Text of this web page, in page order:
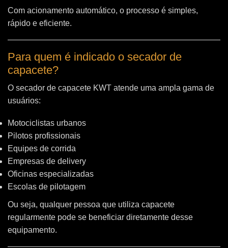
Com acionamento automático, o processo é simples,
rápido e eficiente.
Para quem é indicado o secador de
capacete?
O secador de capacete KWT atende uma ampla gama de
usuários:
Motociclistas urbanos
Pilotos profissionais
Equipes de corrida
Empresas de delivery
Oficinas especializadas
Escolas de pilotagem
Ou seja, qualquer pessoa que utiliza capacete
regularmente pode se beneficiar diretamente desse
equipamento.